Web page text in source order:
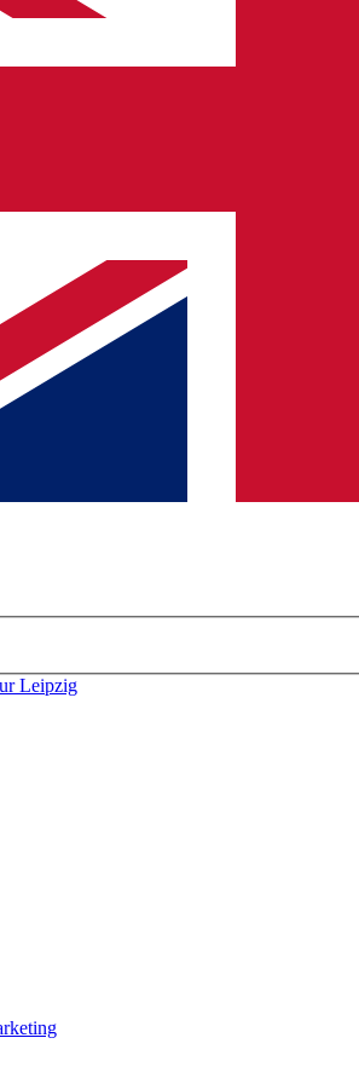
Leipzig